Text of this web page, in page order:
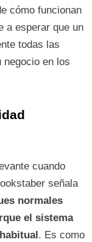
cómo funcionan
a esperar que un
todas las
negocio en los
cuando
señala
normales
el sistema
. Es como